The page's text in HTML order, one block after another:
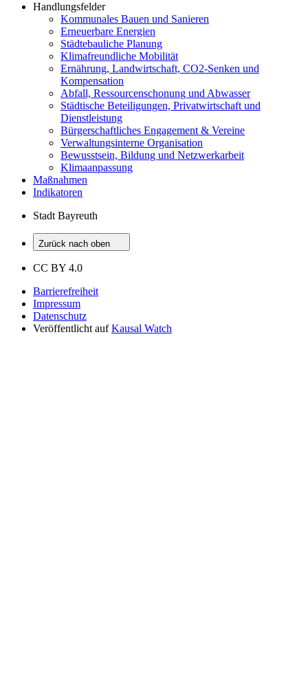
Handlungsfelder
Kommunales Bauen und Sanieren
Erneuerbare Energien
Städtebauliche Planung
Klimafreundliche Mobilität
Ernährung, Landwirtschaft, CO2-Senken und
Kompensation
Abfall, Ressourcenschonung und Abwasser
Städtische Beteiligungen, Privatwirtschaft und
Dienstleistung
Bürgerschaftliches Engagement & Vereine
Verwaltungsinterne Organisation
Bewusstsein, Bildung und Netzwerkarbeit
Klimaanpassung
Maßnahmen
Indikatoren
Stadt Bayreuth
Zurück nach oben
CC BY 4.0
Barrierefreiheit
Impressum
Datenschutz
Veröffentlicht auf Kausal Watch